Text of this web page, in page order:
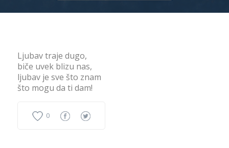
Ljubav traje dugo,
biče uvek blizu nas,
ljubav je sve što znam
što mogu da ti dam!
0